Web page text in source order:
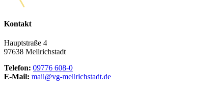
Kontakt
Hauptstraße 4
97638 Mellrichstadt
Telefon: 09776 608-0
E-Mail: mail@vg-mellrichstadt.de